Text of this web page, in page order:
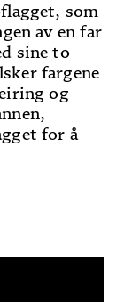
som
av en far
sine to
fargene
og
for å